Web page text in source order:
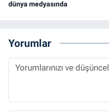
dünya medyasında
Yorumlar